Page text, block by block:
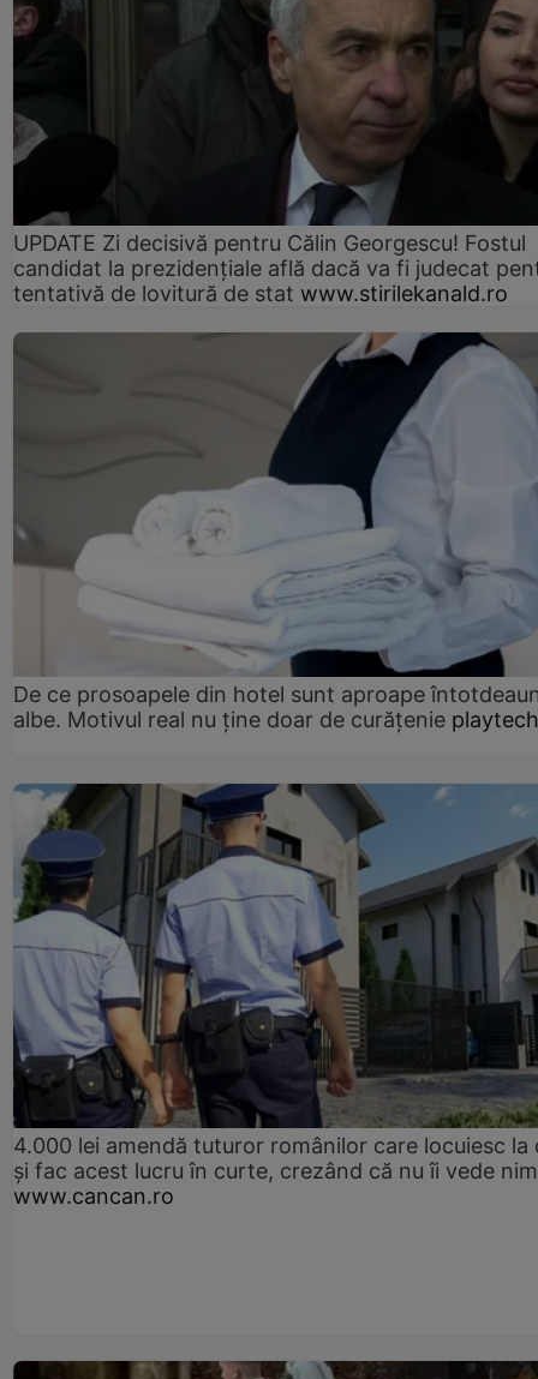
UPDATE Zi decisivă pentru Călin Georgescu! Fostul
candidat la prezidențiale află dacă va fi judecat
tentativă de lovitură de stat www.stirilekanald.ro
De ce prosoapele din hotel sunt aproape
albe. Motivul real nu ține doar de curățenie
4.000 lei amendă tuturor românilor care locuiesc la
și fac acest lucru în curte, crezând că nu îi vede
www.cancan.ro